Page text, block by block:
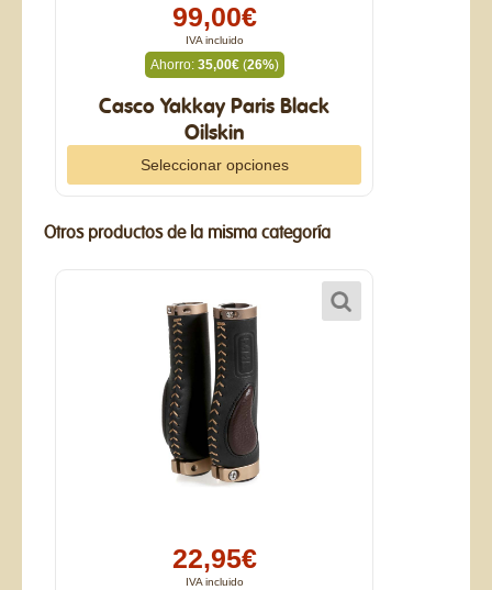
99,00€
IVA incluido
Ahorro: 35,00€(26%)
Casco Yakkay Paris Black
Oilskin
Seleccionar opciones
Otros productos de la misma categoría
22,95€
IVA incluido